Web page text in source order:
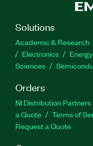
Solutions
Academic & Research
Electronics
Energy
Sciences
Orders
NI Distribution Partners
a Quote
Terms of
Request a Quote